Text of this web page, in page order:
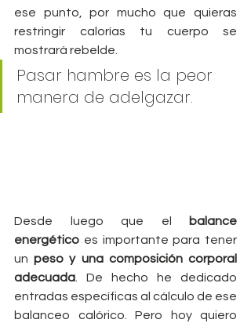
ese punto, por mucho que quieras
restringir calorías tu cuerpo se
mostrará rebelde.
Pasar hambre es la peor
manera de adelgazar.
Desde luego que el
balance
energético es importante para tener
un peso y una composición corporal
adecuada . De hecho he dedicado
entradas específicas al cálculo de ese
balanceo calórico. Pero hoy quiero